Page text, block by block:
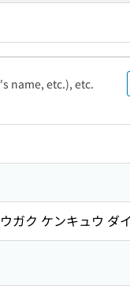
name, etc.), etc.
ガク ケンキュウ ダ